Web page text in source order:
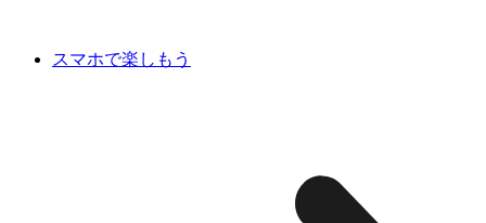
スマホで楽しもう